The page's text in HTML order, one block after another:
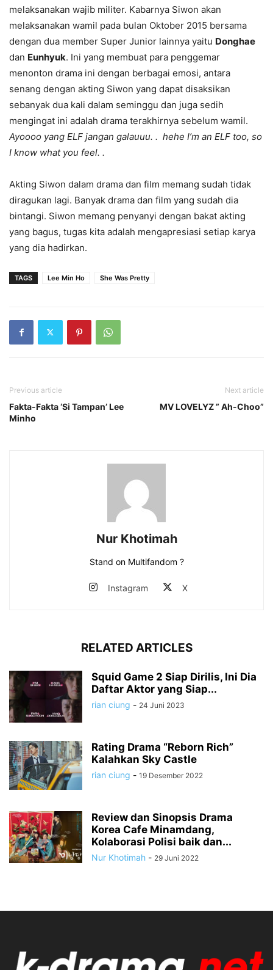
melaksanakan wajib militer. Kabarnya Siwon akan
melaksanakan wamil pada bulan Oktober 2015 bersama
dengan dua member Super Junior lainnya yaitu Donghae
dan Eunhyuk. Ini yang membuat para penggemar
menonton drama ini dengan berbagai emosi, antara
senang dengan akting Siwon yang dapat disaksikan
sebanyak dua kali dalam seminggu dan juga sedih
mengingat ini adalah drama terakhirnya sebelum wamil.
Ayoooo yang ELF jangan galauuu. . hehe I’m an ELF too, so
I know what you feel. .
Akting Siwon dalam drama dan film memang sudah tidak
diragukan lagi. Banyak drama dan film yang sudah dia
bintangi. Siwon memang penyanyi dengan bakat akting
yang bagus, tugas kita adalah mengapresiasi setiap karya
yang dia hadirkan.
TAGS Lee Min Ho She Was Pretty
Previous article
Fakta-Fakta ‘Si Tampan’ Lee
Minho
Next article
MV LOVELYZ ” Ah-Choo”
Nur Khotimah
Stand on Multifandom ?
Instagram X
RELATED ARTICLES
Squid Game 2 Siap Dirilis, Ini Dia
Daftar Aktor yang Siap...
rian ciung - 24 Juni 2023
Rating Drama “Reborn Rich”
Kalahkan Sky Castle
rian ciung - 19 Desember 2022
Review dan Sinopsis Drama
Korea Cafe Minamdang,
Kolaborasi Polisi baik dan...
Nur Khotimah - 29 Juni 2022